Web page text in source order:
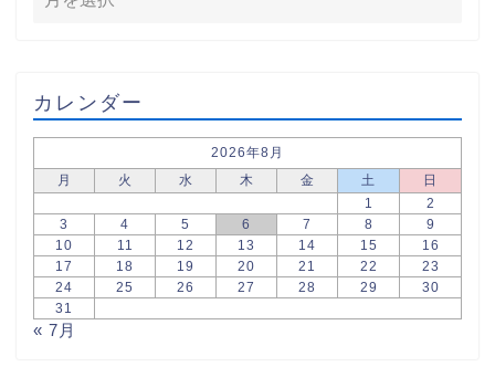
カレンダー
2026年8月
月
火 水 木 金 土
日
1
2
3
4 5 6 7 8
9
10
11 12 13 14 15
16
17
18 19 20 21 22
23
24
25 26 27 28 29
30
31
« 7月